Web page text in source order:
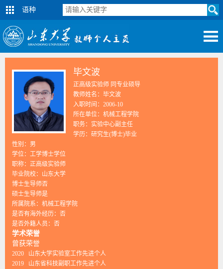
语种
毕文波
正高级实验师 同专业硕导
教师姓名：毕文波
入职时间：2006-10
所在单位：机械工程学院
职务：实验中心副主任
学历：研究生(博士)毕业
性别：男
学位：工学博士学位
职称：正高级实验师
毕业院校：山东大学
博士生导师否
硕士生导师是
所属院系：机械工程学院
是否有海外经历：否
是否外籍人员：否
学术荣誉
曾获荣誉
2020 山东大学实验室工作先进个人
2019 山东省科技副职工作先进个人